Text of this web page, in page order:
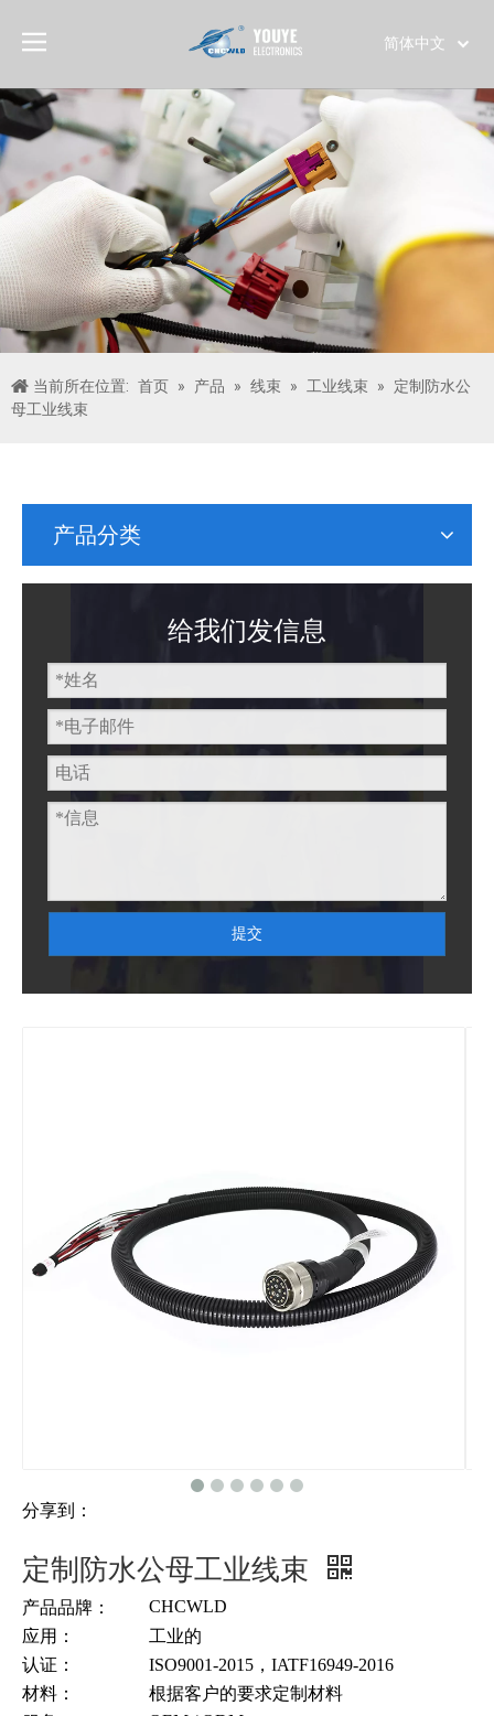
简体中文
Português
Deutsch
Türk dili
当前所在位置: 首页 » 产品 » 线束 » 工业线束 »
定制防水公
母工业线束
产品分类
给我们发信息
提交
分享到：
定制防水公母工业线束
产品品牌：
CHCWLD
应用：
工业的
认证：
ISO9001-2015，IATF16949-2016
材料：
根据客户的要求定制材料